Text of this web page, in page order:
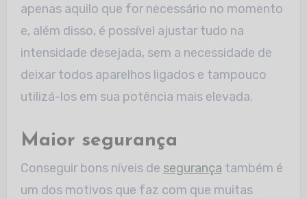
apenas aquilo que for necessário no momento
e, além disso, é possível ajustar tudo na
intensidade desejada, sem a necessidade de
deixar todos aparelhos ligados e tampouco
utilizá-los em sua potência mais elevada.
Maior segurança
Conseguir bons níveis de segurança também é
um dos motivos que faz com que muitas